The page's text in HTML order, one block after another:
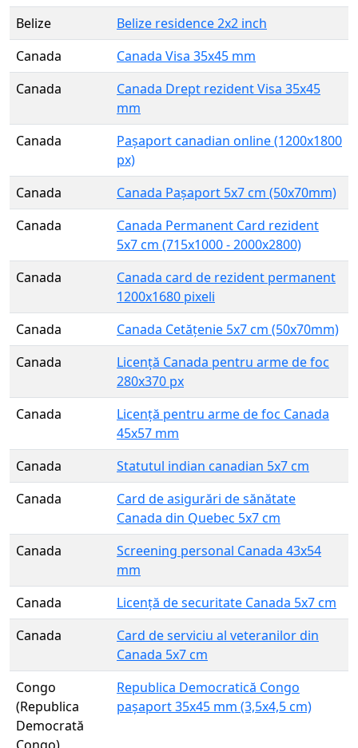
Belize
Belize residence 2x2 inch
Canada
Canada Visa 35x45 mm
Canada
Canada Drept rezident Visa 35x45
mm
Canada
Pașaport canadian online (1200x1800
px)
Canada
Canada Pașaport 5x7 cm (50x70mm)
Canada
Canada Permanent Card rezident
5x7 cm (715x1000 - 2000x2800)
Canada
Canada card de rezident permanent
1200х1680 pixeli
Canada
Canada Cetățenie 5x7 cm (50x70mm)
Canada
Licență Canada pentru arme de foc
280x370 px
Canada
Licență pentru arme de foc Canada
45x57 mm
Canada
Statutul indian canadian 5x7 cm
Canada
Card de asigurări de sănătate
Canada din Quebec 5x7 cm
Canada
Screening personal Canada 43x54
mm
Canada
Licență de securitate Canada 5x7 cm
Canada
Card de serviciu al veteranilor din
Canada 5x7 cm
Congo
(Republica
Democrată
Republica Democratică Congo
pașaport 35x45 mm (3,5x4,5 cm)